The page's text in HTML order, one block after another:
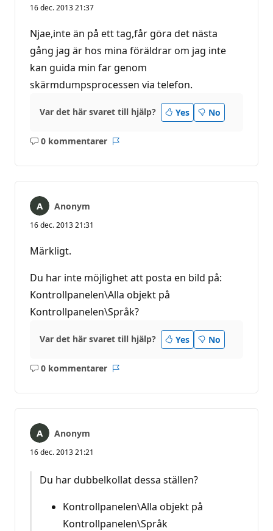
16 dec. 2013 21:37
Njae,inte än på ett tag,får göra det nästa
gång jag är hos mina föräldrar om jag inte
kan guida min far genom
skärmdumpsprocessen via telefon.
Var det här svaret till hjälp? Yes No
0 kommentarer
Inga
Anonym
16 dec. 2013 21:31
Märkligt.
Du har inte möjlighet att posta en bild på:
Kontrollpanelen\Alla objekt på
Kontrollpanelen\Språk?
Var det här svaret till hjälp? Yes No
0 kommentarer
Inga
Anonym
16 dec. 2013 21:21
Du har dubbelkollat dessa ställen?
Kontrollpanelen\Alla objekt på
Kontrollpanelen\Språk